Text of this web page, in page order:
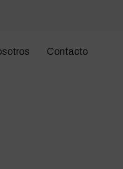
Contacto